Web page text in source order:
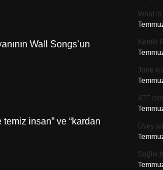
Wall Songs’un
insan” ve “kardan
What
Kemik
June
ATF
Üvey
Sağlık